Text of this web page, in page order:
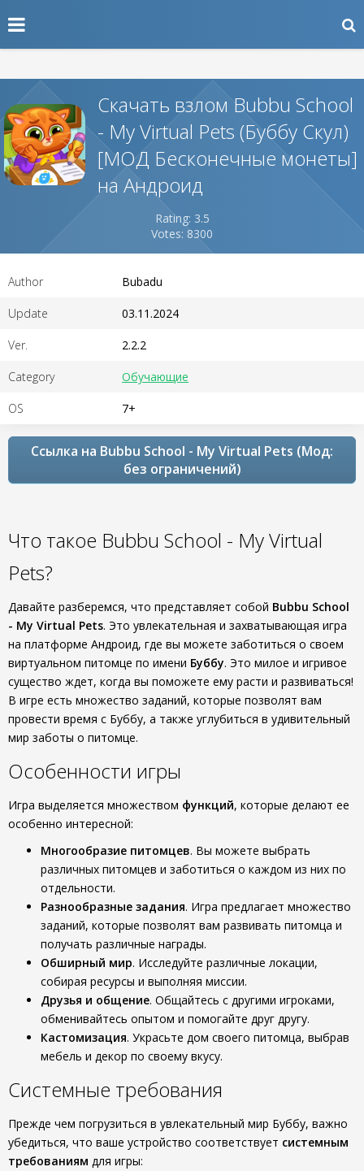
Скачать взлом Bubbu School
- My Virtual Pets (Буббу Скул)
[МОД Бесконечные монеты]
на Андроид
Rating: 3.5
Votes: 8300
Author Bubadu
Update 03.11.2024
Ver. 2.2.2
Category Обучающие
OS 7+
Ссылка на Bubbu School - My Virtual Pets (Мод:
без ограничений)
Что такое Bubbu School - My Virtual
Pets?
Давайте разберемся, что представляет собой Bubbu School
- My Virtual Pets. Это увлекательная и захватывающая игра
на платформе Андроид, где вы можете заботиться о своем
виртуальном питомце по имени Буббу. Это милое и игривое
существо ждет, когда вы поможете ему расти и развиваться!
В игре есть множество заданий, которые позволят вам
провести время с Буббу, а также углубиться в удивительный
мир заботы о питомце.
Особенности игры
Игра выделяется множеством функций, которые делают ее
особенно интересной:
Многообразие питомцев. Вы можете выбрать
различных питомцев и заботиться о каждом из них по
отдельности.
Разнообразные задания. Игра предлагает множество
заданий, которые позволят вам развивать питомца и
получать различные награды.
Обширный мир. Исследуйте различные локации,
собирая ресурсы и выполняя миссии.
Друзья и общение. Общайтесь с другими игроками,
обменивайтесь опытом и помогайте друг другу.
Кастомизация. Украсьте дом своего питомца, выбрав
мебель и декор по своему вкусу.
Системные требования
Прежде чем погрузиться в увлекательный мир Буббу, важно
убедиться, что ваше устройство соответствует системным
требованиям для игры: